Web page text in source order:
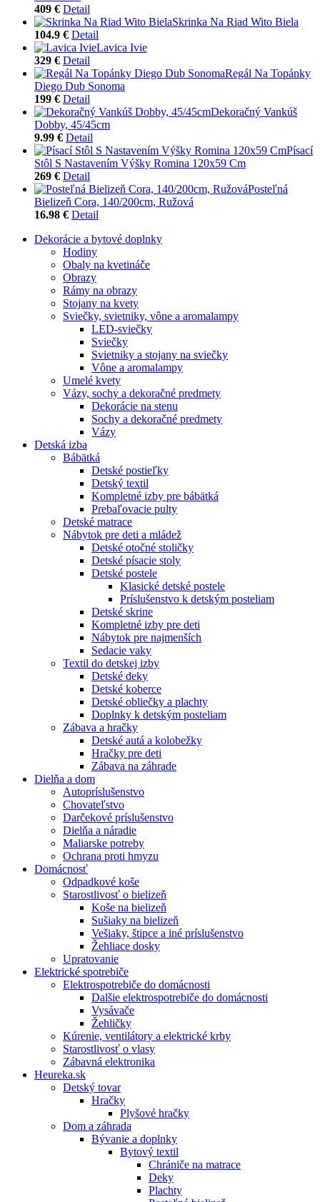
409 € Detail
Skrinka Na Riad Wito Biela
104.9 € Detail
Lavica Ivie
329 € Detail
Regál Na Topánky
Diego Dub Sonoma
199 € Detail
Dekoračný Vankúš
Dobby, 45/45cm
9.99 € Detail
Písací
Stôl S Nastavením Výšky Romina 120x59 Cm
269 € Detail
Posteľná
Bielizeň Cora, 140/200cm, Ružová
16.98 € Detail
Dekorácie a bytové doplnky
Hodiny
Obaly na kvetináče
Obrazy
Rámy na obrazy
Stojany na kvety
Sviečky, svietniky, vône a aromalampy
LED-sviečky
Sviečky
Svietniky a stojany na sviečky
Vône a aromalampy
Umelé kvety
Vázy, sochy a dekoračné predmety
Dekorácie na stenu
Sochy a dekoračné predmety
Vázy
Detská izba
Bábätká
Detské postieľky
Detský textil
Kompletné izby pre bábätká
Prebaľovacie pulty
Detské matrace
Nábytok pre deti a mládež
Detské otočné stoličky
Detské písacie stoly
Detské postele
Klasické detské postele
Príslušenstvo k detským posteliam
Detské skrine
Kompletné izby pre deti
Nábytok pre najmenších
Sedacie vaky
Textil do detskej izby
Detské deky
Detské koberce
Detské obliečky a plachty
Doplnky k detským posteliam
Zábava a hračky
Detské autá a kolobežky
Hračky pre deti
Zábava na záhrade
Dielňa a dom
Autopríslušenstvo
Chovateľstvo
Darčekové príslušenstvo
Dielňa a náradie
Maliarske potreby
Ochrana proti hmyzu
Domácnosť
Odpadkové koše
Starostlivosť o bielizeň
Koše na bielizeň
Sušiaky na bielizeň
Vešiaky, štipce a iné príslušenstvo
Žehliace dosky
Upratovanie
Elektrické spotrebiče
Elektrospotrebiče do domácnosti
Dalšie elektrospotrebiče do domácnosti
Vysávače
Žehličky
Kúrenie, ventilátory a elektrické krby
Starostlivosť o vlasy
Zábavná elektronika
Heureka.sk
Detský tovar
Hračky
Plyšové hračky
Dom a záhrada
Bývanie a doplnky
Bytový textil
Chrániče na matrace
Deky
Plachty